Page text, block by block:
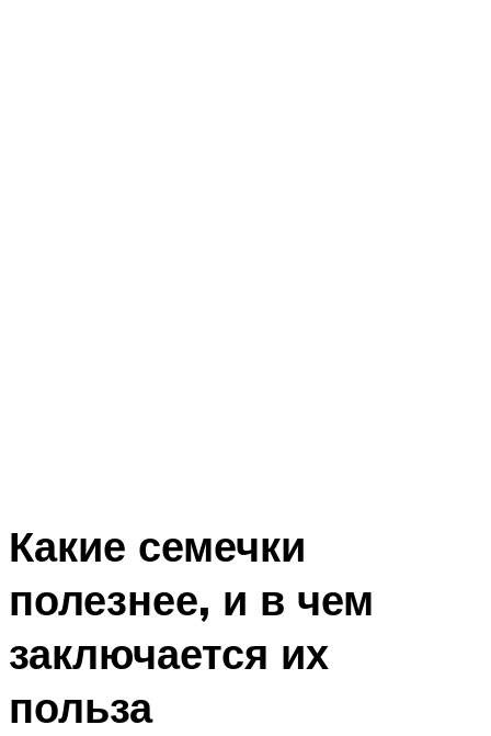
Какие семечки
полезнее, и в чем
заключается их
польза